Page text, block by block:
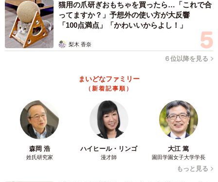
猫用の爪研ぎおもちゃを買ったら…「これで合
ってますか？」予想外の使い方が大反響
「100点満点」「かわいいからよし！」
梨木 香奈
６位以降を見る
まいどなファミリー
（新着記事順）
森岡 浩
姓氏研究家
ハイヒール・リンゴ
漫才師
大江 篤
園田学園女子大学学長
もっと見る